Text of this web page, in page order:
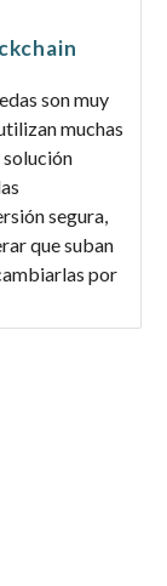
son muy
muchas
solución
segura,
que suban
por